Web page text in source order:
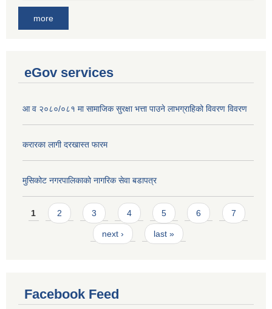
more
eGov services
आ व २०८०/०८१ मा सामाजिक सुरक्षा भत्ता पाउने लाभग्राहिको विवरण विवरण
करारका लागी दरखास्त फारम
मुसिकोट नगरपालिकाको नागरिक सेवा बडापत्र
Pages
1 2 3 4 5 6 7
next › last »
Facebook Feed